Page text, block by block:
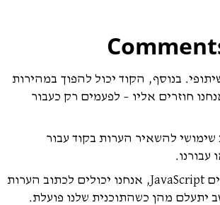
בנוסף, הקוד יכול להפוך במהירות
חוזרים אליו – לפעמים רק כעבור
שימושי להשאיר הערות בקוד עבור
בזמן שאנחנו כותבים JavaScript, אנחנו יכולים לכתוב הערות
יתעלם מהן כשהתוכנית שלנו פועלת.